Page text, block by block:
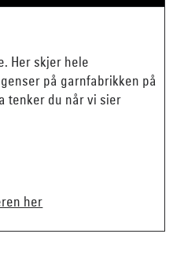
Her skjer hele
på garnfabrikken på
tenker du når vi sier
her